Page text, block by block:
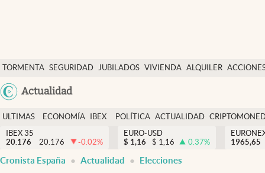
TORMENTA SEGURIDAD JUBILADOS VIVIENDA ALQUILER
USA
Actualidad
Economía y finanzas
Política
Actualidad
Criptomonedas
España
ULTIMAS
NOTICIAS
ECONOMÍA
FINANZAS
IBEX
EURO
POLÍTICA ACTUALIDAD
IBEX 35
20.176
20.176 -0.02%
EURO-USD
$ 1,16 $ 1,16 0.37%
1965,65
Cronista España Actualidad Elecciones